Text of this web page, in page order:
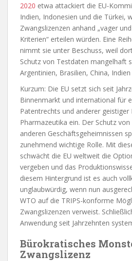
2020 etwa attackiert die EU-
Indien, Indonesien und die Türkei,
Zwangslizenzen anhand „vager
Kriterien“ erteilen würden. Eine
nimmt sie unter Beschuss, weil
Schutz von Testdaten mangelhaft
Argentinien, Brasilien, China,
Kurzum: Die EU setzt sich seit
Binnenmarkt und international für
Patentrechts und anderer
Pharmazeutika ein. Der Schutz
anderen Geschäftsgeheimnissen
zunehmend wichtige Rolle. Mit
schwächt die EU weltweit die
vergeben und das
diesem Hintergrund ist es auch
unglaubwürdig, wenn nun
WTO auf die TRIPS-konforme
Zwangslizenzen verweist.
Anwendung seit Jahrzehnten
Bürokratisches
Zwangslizenz